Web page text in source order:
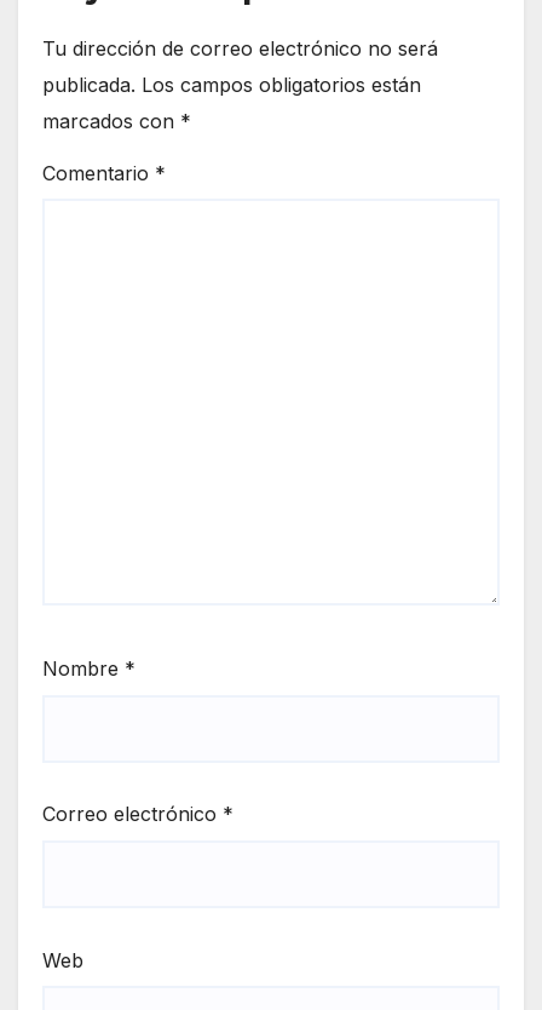
Tu dirección de correo electrónico no será
publicada. Los campos obligatorios están
marcados con *
Comentario *
Nombre *
Correo electrónico *
Web